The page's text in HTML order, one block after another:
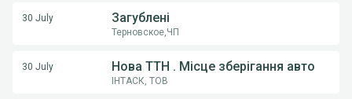
30 July Загублені
Терновское,ЧП
30 July Нова ТТН . Місце зберігання авто
ІНТАСК, ТОВ